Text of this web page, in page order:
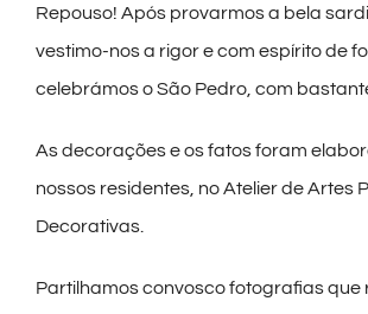
Repouso! Após provarmos a bela
vestimo-nos a rigor e com espírito de
celebrámos o São Pedro, com
As decorações e os fatos foram
nossos residentes, no Atelier de Artes
Decorativas.
Partilhamos convosco fotografias que